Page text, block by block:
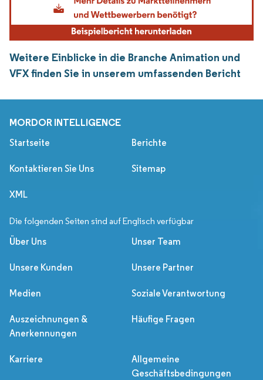
Weitere Einblicke in die Branche Animation und
VFX finden Sie in unserem umfassenden Bericht
MORDOR INTELLIGENCE
Startseite Berichte
Kontaktieren Sie Uns Sitemap
XML
Die folgenden Seiten sind auf Englisch verfügbar
Über Uns Unser Team
Unsere Kunden Unsere Partner
Medien Soziale Verantwortung
Auszeichnungen &
Anerkennungen
Häufige Fragen
Karriere
Allgemeine
Geschäftsbedingungen